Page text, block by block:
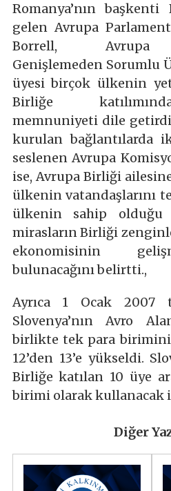
Romanya’nın
gelen Avrupa
Borrell, Avrupa
Genişlemeden Sorumlu
üyesi birçok ülkenin
Birliğe
memnuniyeti dile
kurulan bağlantılarda
seslenen Avrupa
ise, Avrupa Birliği
ülkenin vatandaşlarını
ülkenin sahip
mirasların Birliği
ekonomisinin
bulunacağını belirtti.,
Ayrıca 1 Ocak 2007
Slovenya’nın Avro
birlikte tek para birimini
12’den 13’e yükseldi.
Birliğe katılan 10 üye
birimi olarak kullanacak
Diğer